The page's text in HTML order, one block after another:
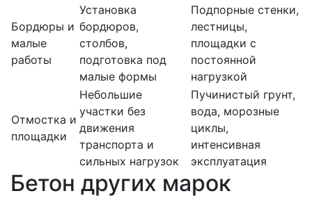
Бордюры и
малые
работы
Установка
бордюров,
столбов,
подготовка под
малые формы
Подпорные стенки,
лестницы,
площадки с
постоянной
нагрузкой
Отмостка и
площадки
Небольшие
участки без
движения
транспорта и
сильных нагрузок
Пучинистый грунт,
вода, морозные
циклы,
интенсивная
эксплуатация
Бетон других марок